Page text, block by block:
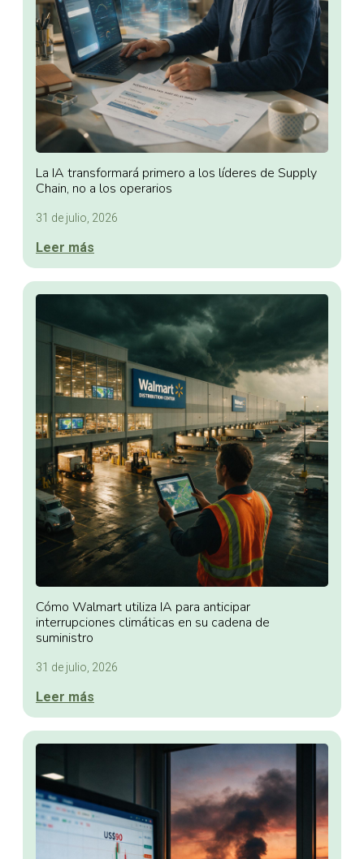
La IA transformará primero a los líderes de Supply
Chain, no a los operarios
31 de julio, 2026
Leer más
Cómo Walmart utiliza IA para anticipar
interrupciones climáticas en su cadena de
suministro
31 de julio, 2026
Leer más